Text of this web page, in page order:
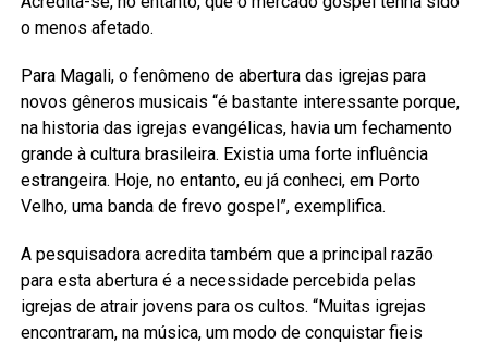
o menos afetado.
Para Magali, o fenômeno de abertura das igrejas para
novos gêneros musicais “é bastante interessante porque,
na historia das igrejas evangélicas, havia um fechamento
grande à cultura brasileira. Existia uma forte influência
estrangeira. Hoje, no entanto, eu já conheci, em Porto
Velho, uma banda de frevo gospel”, exemplifica.
A pesquisadora acredita também que a principal razão
para esta abertura é a necessidade percebida pelas
igrejas de atrair jovens para os cultos. “Muitas igrejas
encontraram, na música, um modo de conquistar fieis